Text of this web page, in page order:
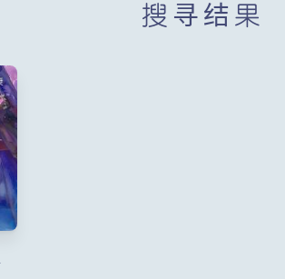
搜寻结果